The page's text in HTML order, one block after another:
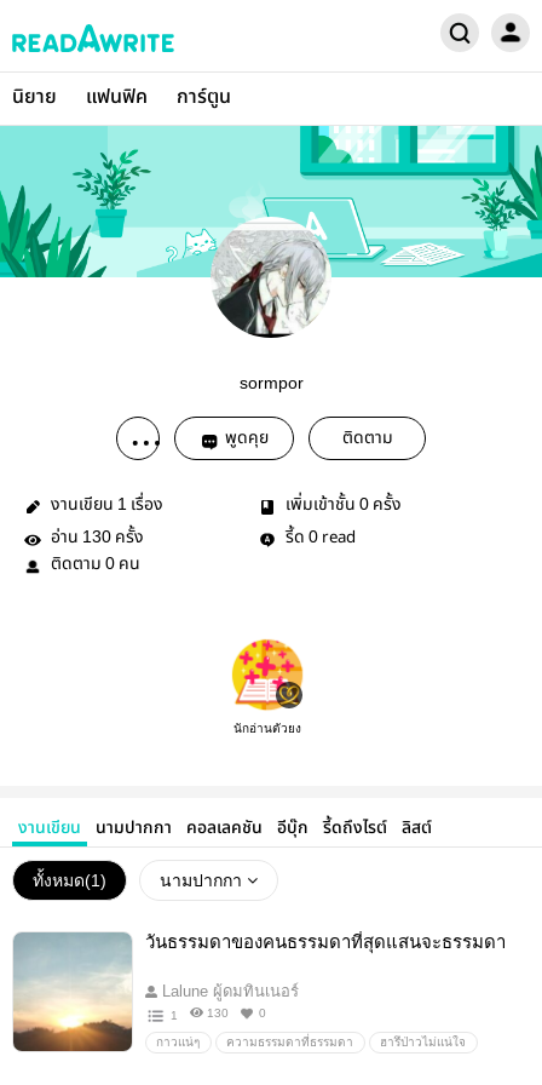
นิยาย แฟนฟิค การ์ตูน
sormpor
พูดคุย ติดตาม
งานเขียน 1 เรื่อง เพิ่มเข้าชั้น 0 ครั้ง
อ่าน 130 ครั้ง รี้ด 0 read
ติดตาม 0 คน
นักอ่านตัวยง
งานเขียน นามปากกา คอลเลคชัน อีบุ๊ก รี้ดถึงไรต์ ลิสต์
ทั้งหมด(1) นามปากกา
วันธรรมดาของคนธรรมดาที่สุดแสนจะธรรมดา
Lalune ผู้ดมทินเนอร์
1 130 0
กาวแน่ๆ ความธรรมดาที่ธรรมดา ฮารึป่าวไม่แน่ใจ